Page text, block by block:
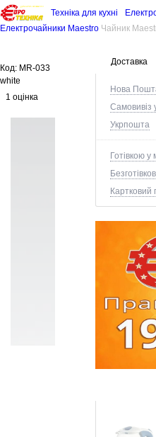
Техніка для кухні
Електрочайники Maestro Чайник
Доставка
Нова
Самовивіз
Укрпошта
Готівкою у
Картковий
Код: MR-033
white
1 оцінка